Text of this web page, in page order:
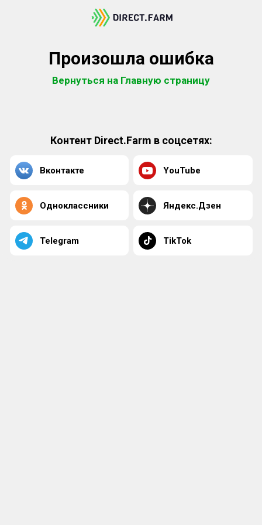
Произошла ошибка
Вернуться на Главную страницу
Контент Direct.Farm в соцсетях:
Вконтакте YouTube
Одноклассники Яндекс.Дзен
Telegram TikTok